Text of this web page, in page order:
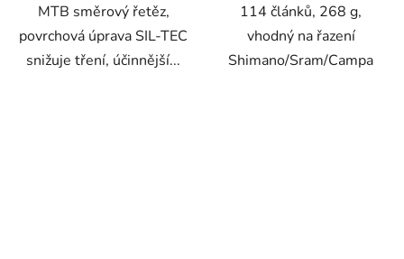
MTB směrový řetěz,
povrchová úprava SIL-TEC
snižuje tření, účinnější...
114 článků, 268 g,
vhodný na řazení
Shimano/Sram/Campa